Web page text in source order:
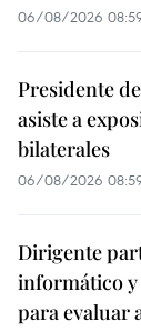
06/08/2026
Presidente
asiste a
bilaterales
06/08/2026
Dirigente
informático
para evaluar